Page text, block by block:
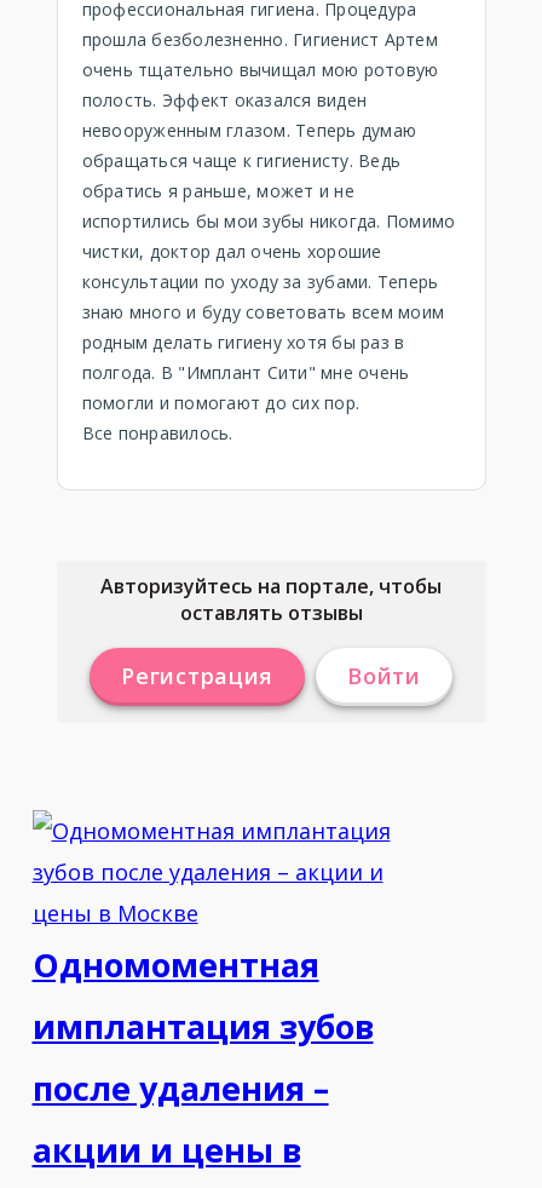
профессиональная гигиена. Процедура
прошла безболезненно. Гигиенист Артем
очень тщательно вычищал мою ротовую
полость. Эффект оказался виден
невооруженным глазом. Теперь думаю
обращаться чаще к гигиенисту. Ведь
обратись я раньше, может и не
испортились бы мои зубы никогда. Помимо
чистки, доктор дал очень хорошие
консультации по уходу за зубами. Теперь
знаю много и буду советовать всем моим
родным делать гигиену хотя бы раз в
полгода. В "Имплант Сити" мне очень
помогли и помогают до сих пор.
Все понравилось.
Авторизуйтесь на портале, чтобы
оставлять отзывы
Регистрация Войти
Одномоментная
имплантация зубов
после удаления –
акции и цены в